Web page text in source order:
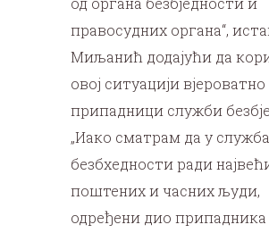
правосудних органа“,
Миљанић додајући да
овој ситуацији
припадници служби
„Иако сматрам да у
безбхедности ради
поштених и часних људи,
одређени дио припадника